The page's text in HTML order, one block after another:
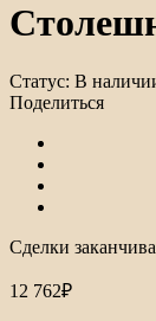
Статус: В
Поделиться
Сделки
12 762₽